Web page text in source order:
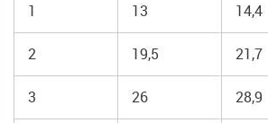
1 13 14,4
2 19,5 21,7
3 26 28,9